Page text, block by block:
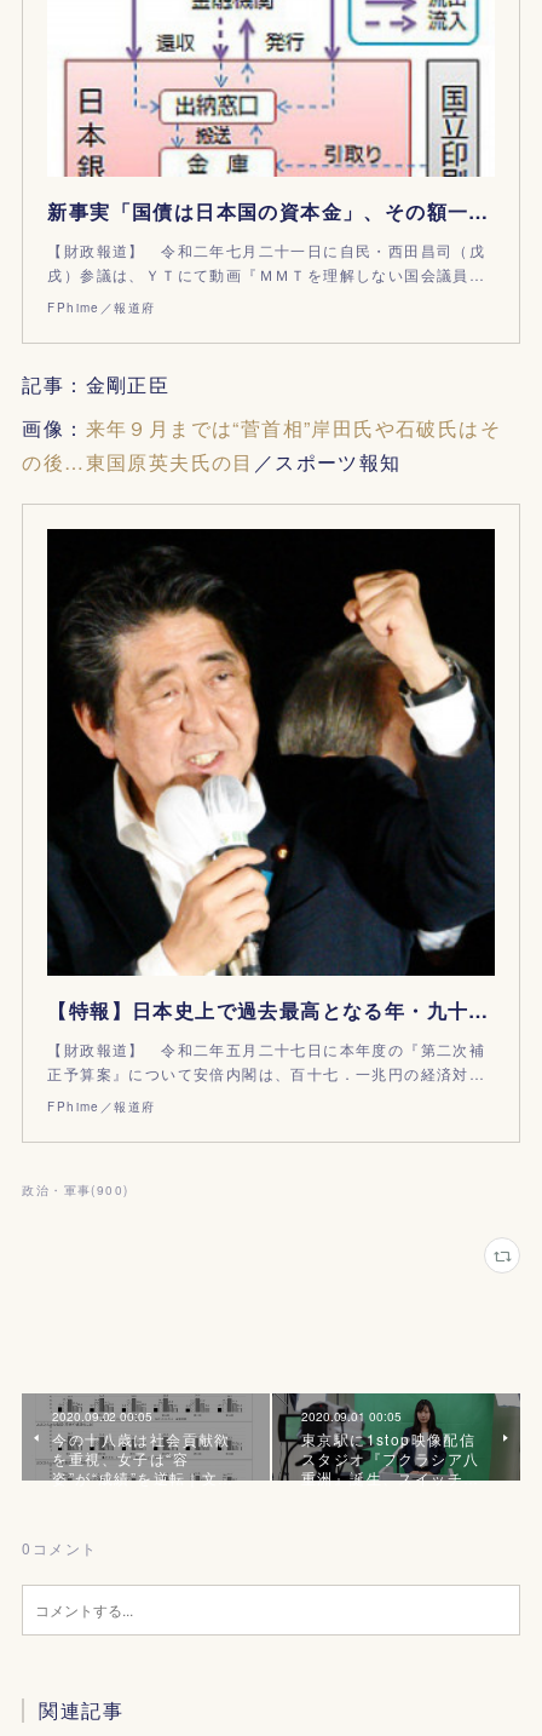
新事実「国債は日本国の資本金」、その額一千兆円
【財政報道】 令和二年七月二十一日に自民・西田昌司（戊
戌）参議は、ＹＴにて動画『ＭＭＴを理解しない国会議員…
FPhime／報道府
記事：金剛正臣
画像： 来年９月までは“菅首相”岸田氏や石破氏はそ
の後…東国原英夫氏の目 ／スポーツ報知
【特報】日本史上で過去最高となる年・九十兆円の新規国債発行へ、安倍内閣が遂に限界突破
【財政報道】 令和二年五月二十七日に本年度の『第二次補
正予算案』について安倍内閣は、百十七．一兆円の経済対…
FPhime／報道府
政治・軍事(900)
2020.09.02 00:05
今の十八歳は社会貢献欲
を重視、女子は“容
姿”が“成績”を逆転｜文…
2020.09.01 00:05
東京駅に1stop映像配信
スタジオ『フクラシア八
重洲』誕生、スイッチ…
0 コメント
関連記事